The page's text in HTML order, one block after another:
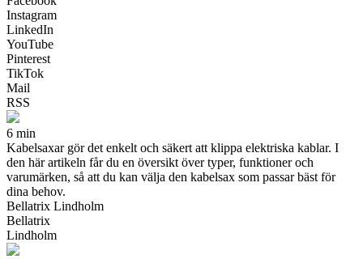
Instagram
LinkedIn
YouTube
Pinterest
TikTok
Mail
RSS
6 min
Kabelsaxar gör det enkelt och säkert att klippa elektriska kablar. I
den här artikeln får du en översikt över typer, funktioner och
varumärken, så att du kan välja den kabelsax som passar bäst för
dina behov.
Bellatrix Lindholm
Bellatrix
Lindholm